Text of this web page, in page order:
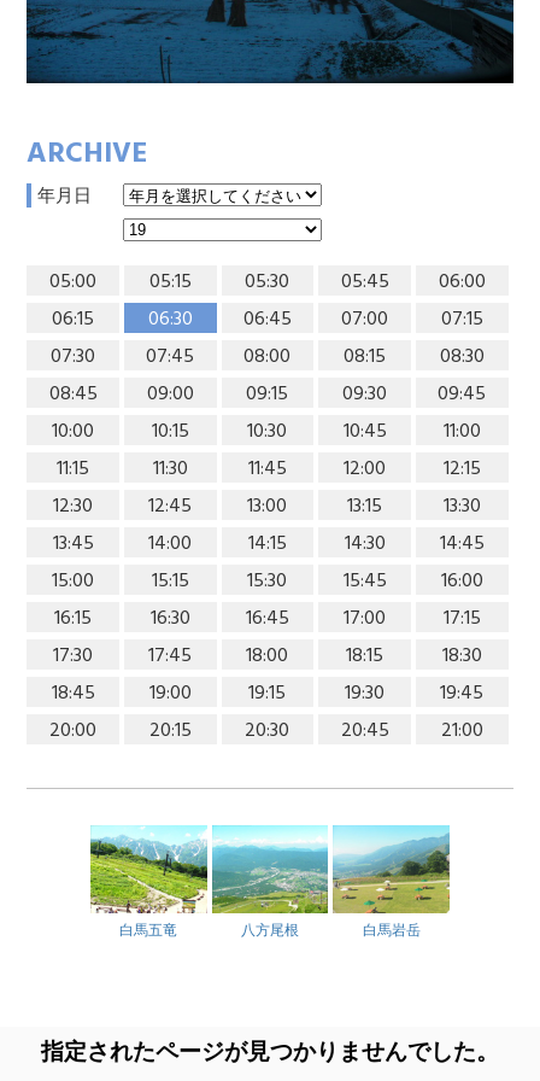
ARCHIVE
年月日
05:00 05:15 05:30 05:45
06:00
06:15
06:30 06:45 07:00
07:15
07:30
07:45 08:00 08:15
08:30
08:45
09:00 09:15 09:30
09:45
10:00
10:15 10:30 10:45
11:00
11:15
11:30 11:45 12:00
12:15
12:30
12:45 13:00 13:15
13:30
13:45
14:00 14:15 14:30
14:45
15:00
15:15 15:30 15:45
16:00
16:15
16:30 16:45 17:00
17:15
17:30
17:45 18:00 18:15
18:30
18:45
19:00 19:15 19:30
19:45
20:00
20:15 20:30 20:45 21:00
白馬五竜 八方尾根 白馬岩岳